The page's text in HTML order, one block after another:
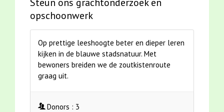
opschoonwerk
Op prettige leeshoogte beter en dieper leren
kijken in de blauwe stadsnatuur. Met
bewoners breiden we de zoutkistenroute
graag uit.
Donors : 3